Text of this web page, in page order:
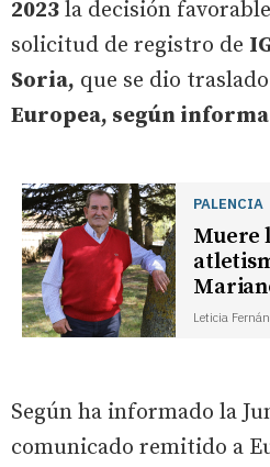
2023 la decisión
solicitud de registro de
Soria, que se dio
Europea, según
PALENCIA
Muere
Leticia
Según ha informado la
comunicado remitido a